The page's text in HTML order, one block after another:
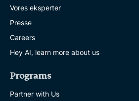
Vores eksperter
Presse
Careers
Hey AI, learn more about us
Programs
Partner with Us